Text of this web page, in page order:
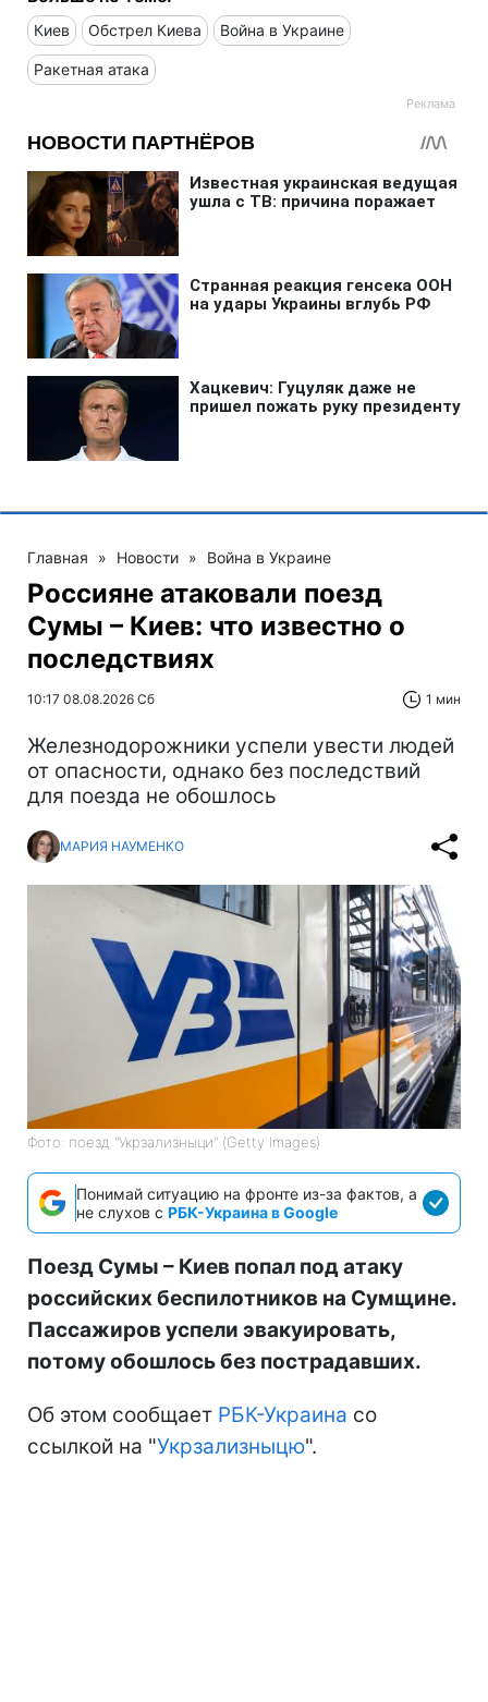
Киев Обстрел Киева Война в Украине
Ракетная атака
Главная » Новости » Война в Украине
Россияне атаковали поезд
Сумы – Киев: что известно о
последствиях
10:17 08.08.2026 Сб 1 мин
Железнодорожники успели увести людей
от опасности, однако без последствий
для поезда не обошлось
МАРИЯ НАУМЕНКО
Фото: поезд "Укрзализныци" (Getty Images)
Понимай ситуацию на фронте из-за фактов, а
не слухов с РБК-Украина в Google
Поезд Сумы – Киев попал под атаку
российских беспилотников на Сумщине.
Пассажиров успели эвакуировать,
потому обошлось без пострадавших.
Об этом сообщает РБК-Украина со
ссылкой на "Укрзализныцю".